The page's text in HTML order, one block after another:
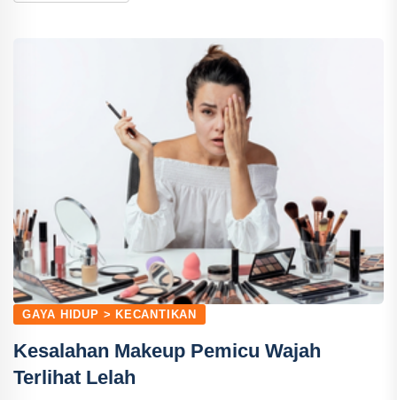
GAYA HIDUP > KECANTIKAN
Kesalahan Makeup Pemicu Wajah
Terlihat Lelah